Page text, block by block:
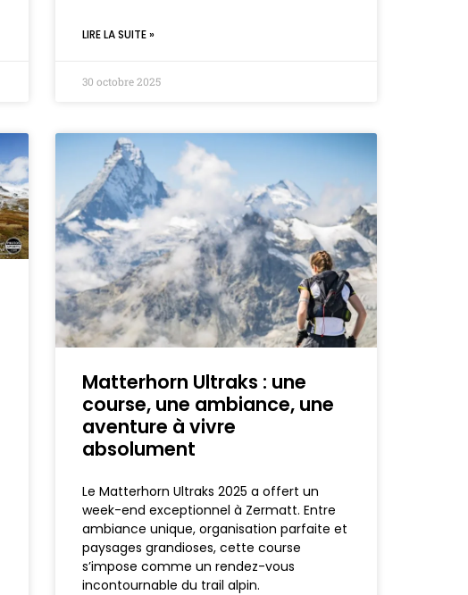
LIRE LA SUITE »
30 octobre 2025
Matterhorn Ultraks : une
course, une ambiance, une
aventure à vivre
absolument
Le Matterhorn Ultraks 2025 a offert un
week-end exceptionnel à Zermatt. Entre
ambiance unique, organisation parfaite et
paysages grandioses, cette course
s’impose comme un rendez-vous
incontournable du trail alpin.